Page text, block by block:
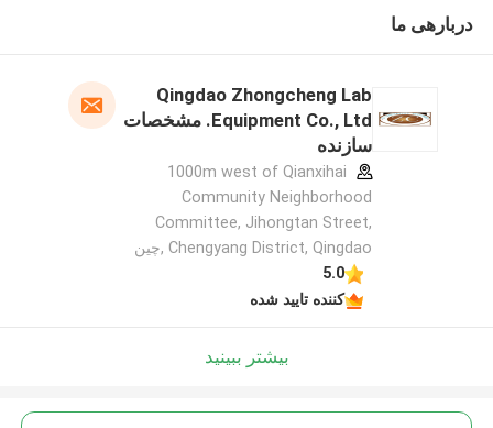
دربارهی ما
Qingdao Zhongcheng Lab
Equipment Co., Ltd. مشخصات
سازنده
1000m west of Qianxihai
Community Neighborhood
Committee, Jihongtan Street,
Chengyang District, Qingdao ,چین
5.0
کننده تایید شده
بیشتر ببینید